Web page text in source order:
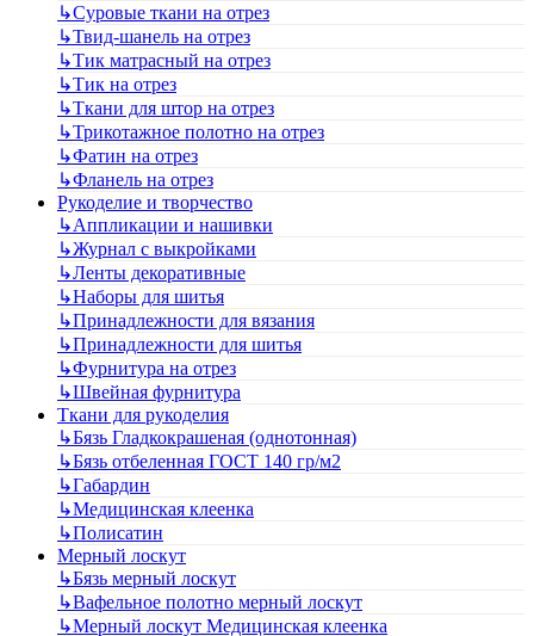
↳Суровые ткани на отрез
↳Твид-шанель на отрез
↳Тик матрасный на отрез
↳Тик на отрез
↳Ткани для штор на отрез
↳Трикотажное полотно на отрез
↳Фатин на отрез
↳Фланель на отрез
Рукоделие и творчество
↳Аппликации и нашивки
↳Журнал с выкройками
↳Ленты декоративные
↳Наборы для шитья
↳Принадлежности для вязания
↳Принадлежности для шитья
↳Фурнитура на отрез
↳Швейная фурнитура
Ткани для рукоделия
↳Бязь Гладкокрашеная (однотонная)
↳Бязь отбеленная ГОСТ 140 гр/м2
↳Габардин
↳Медицинская клеенка
↳Полисатин
Мерный лоскут
↳Бязь мерный лоскут
↳Вафельное полотно мерный лоскут
↳Мерный лоскут Медицинская клеенка